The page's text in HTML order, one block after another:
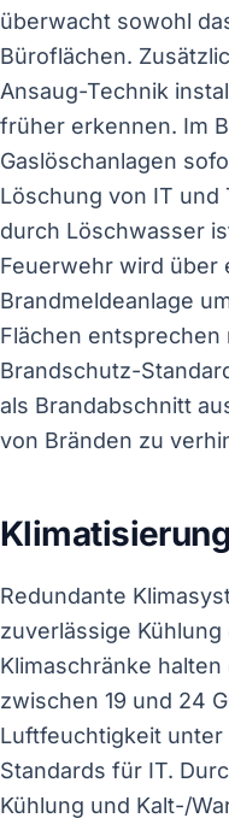
überwacht sowohl
Büroflächen.
Ansaug-Technik
früher erkennen. Im
Gaslöschanlagen
Löschung von IT und
durch Löschwasser
Feuerwehr wird über
Brandmeldeanlage
Flächen entsprechen
Brandschutz-
als Brandabschnitt
von Bränden zu
Klimatisierung
Redundante
zuverlässige
Klimaschränke
zwischen 19 und 24
Luftfeuchtigkeit unter
Standards für IT.
Kühlung und Kalt-/